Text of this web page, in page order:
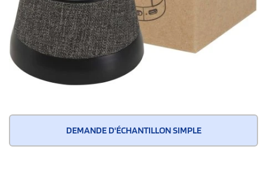
DEMANDE D'ÉCHANTILLON SIMPLE